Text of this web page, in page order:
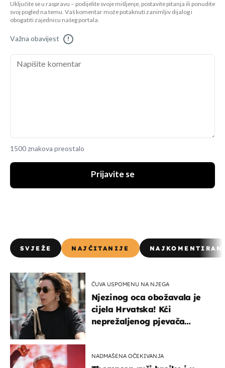
Uključite se u raspravu – podijelite svoje mišljenje, postavite pitanja ili ponudite
svoj pogled na temu. Vaš komentar može potaknuti zanimljiv dijalog i
obogatiti zajednicu našeg portala.
Važna obavijest !
1500 znakova preostalo
Prijavite se
SVJEŽE NAJČITANIJE
ČUVA USPOMENU NA NJEGA
Njezinog oca obožavala je
cijela Hrvatska! Kći
neprežaljenog pjevača
NADMAŠENA OČEKIVANJA